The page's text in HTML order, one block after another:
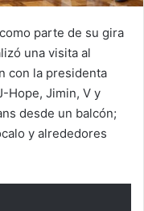
parte de su gira
una visita al
con la presidenta
Hope, Jimin, V y
desde un balcón;
y alrededores